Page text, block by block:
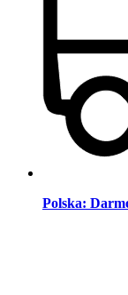
Polska: